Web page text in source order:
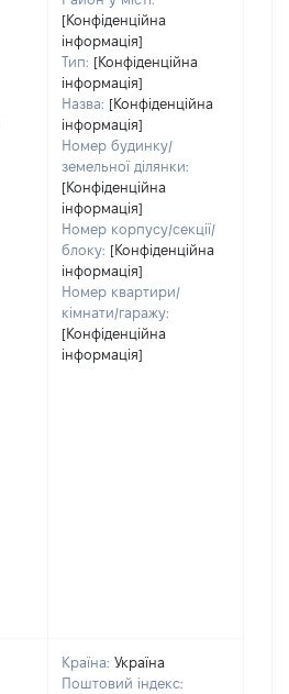
[Конфіденційна
інформація]
Тип: [Конфіденційна
інформація]
Назва: [Конфіденційна
інформація]
Номер будинку/
земельної ділянки:
[Конфіденційна
інформація]
Номер корпусу/секції/
блоку: [Конфіденційна
інформація]
Номер квартири/
кімнати/гаражу:
[Конфіденційна
інформація]
Країна: Україна
Поштовий індекс: